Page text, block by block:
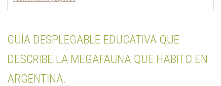
GUÍA DESPLEGABLE EDUCATIVA QUE
DESCRIBE LA MEGAFAUNA QUE HABITO EN
ARGENTINA.